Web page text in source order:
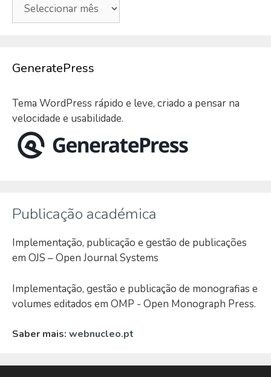
GeneratePress
Tema WordPress rápido e leve, criado a pensar na
velocidade e usabilidade.
Publicação académica
Implementação, publicação e gestão de publicações
em OJS – Open Journal Systems
Implementação, gestão e publicação de monografias e
volumes editados em OMP - Open Monograph Press.
Saber mais: webnucleo.pt